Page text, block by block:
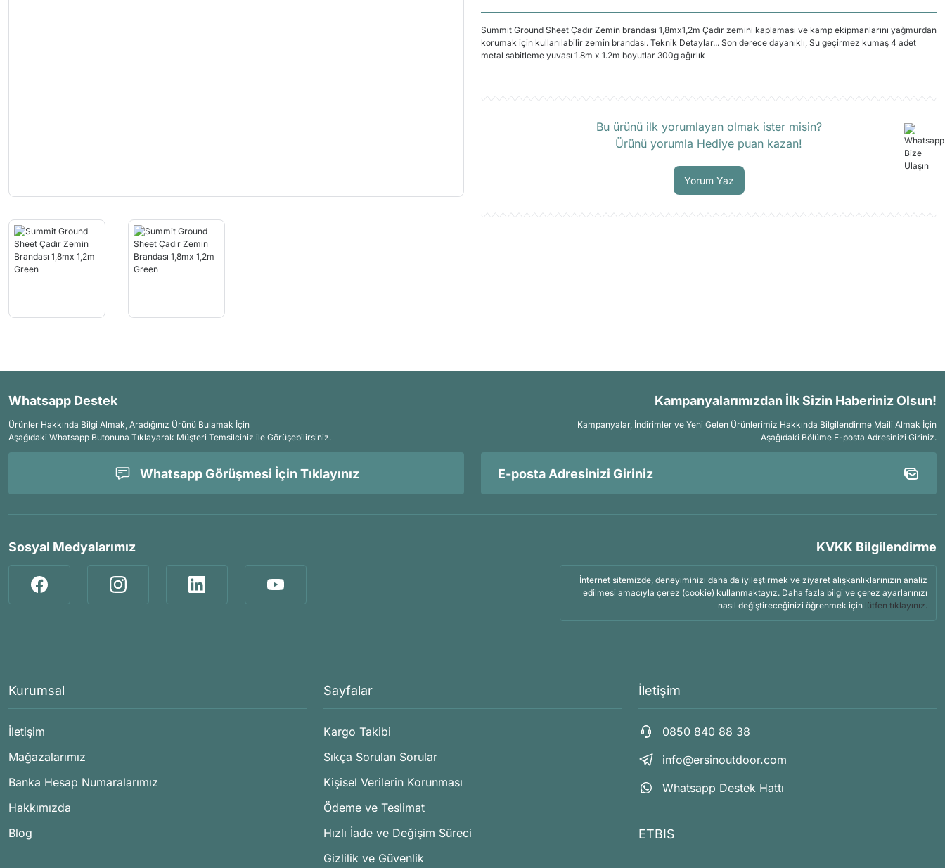
Summit Ground Sheet Çadır Zemin brandası 1,8mx1,2m Çadır zemini kaplaması ve kamp ekipmanlarını yağmurdan
korumak için kullanılabilir zemin brandası. Teknik Detaylar... Son derece dayanıklı, Su geçirmez kumaş 4 adet
metal sabitleme yuvası 1.8m x 1.2m boyutlar 300g ağırlık
Bu ürünü ilk yorumlayan olmak ister misin?
Ürünü yorumla Hediye puan kazan!
Yorum Yaz
Whatsapp Destek
Ürünler Hakkında Bilgi Almak, Aradığınız Ürünü Bulamak İçin
Aşağıdaki Whatsapp Butonuna Tıklayarak Müşteri Temsilciniz ile Görüşebilirsiniz.
Whatsapp Görüşmesi İçin Tıklayınız
Kampanyalarımızdan İlk Sizin Haberiniz Olsun!
Kampanyalar, İndirimler ve Yeni Gelen Ürünlerimiz Hakkında Bilgilendirme Maili Almak İçin
Aşağıdaki Bölüme E-posta Adresinizi Giriniz.
Sosyal Medyalarımız KVKK Bilgilendirme
İnternet sitemizde, deneyiminizi daha da iyileştirmek ve ziyaret alışkanlıklarınızın analiz
edilmesi amacıyla çerez (cookie) kullanmaktayız. Daha fazla bilgi ve çerez ayarlarınızı
nasıl değiştireceğinizi öğrenmek için lütfen tıklayınız.
Kurumsal
İletişim
Mağazalarımız
Banka Hesap Numaralarımız
Hakkımızda
Blog
Sayfalar
Kargo Takibi
Sıkça Sorulan Sorular
Kişisel Verilerin Korunması
Ödeme ve Teslimat
Hızlı İade ve Değişim Süreci
Gizlilik ve Güvenlik
İletişim
0850 840 88 38
info@ersinoutdoor.com
Whatsapp Destek Hattı
ETBIS